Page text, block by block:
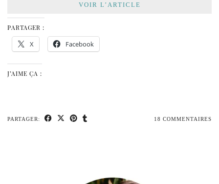
VOIR L’ARTICLE
PARTAGER :
X Facebook
J’AIME ÇA :
PARTAGER: 18 COMMENTAIRES